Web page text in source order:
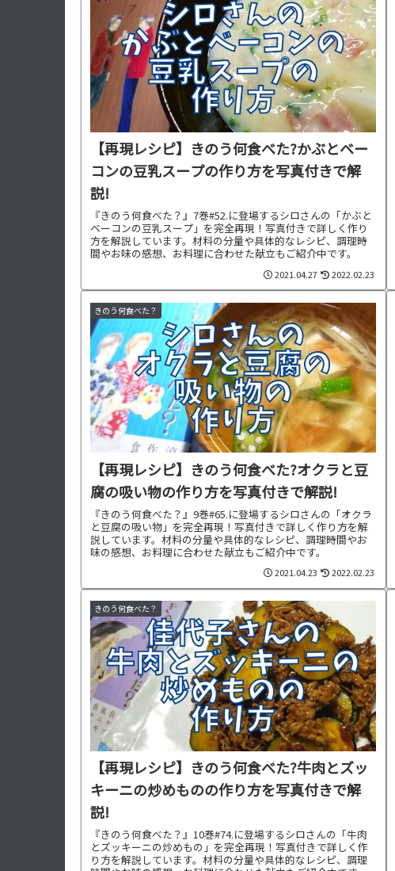
【再現レシピ】きのう何食べた?かぶとベー
コンの豆乳スープの作り方を写真付きで解
説!
『きのう何食べた？』7巻#52.に登場するシロさんの「かぶと
ベーコンの豆乳スープ」を完全再現！写真付きで詳しく作り
方を解説しています。材料の分量や具体的なレシピ、調理時
間やお味の感想、お料理に合わせた献立もご紹介中です。
2021.04.27 2022.02.23
きのう何食べた？
【再現レシピ】きのう何食べた?オクラと豆
腐の吸い物の作り方を写真付きで解説!
『きのう何食べた？』9巻#65.に登場するシロさんの「オクラ
と豆腐の吸い物」を完全再現！写真付きで詳しく作り方を解
説しています。材料の分量や具体的なレシピ、調理時間やお
味の感想、お料理に合わせた献立もご紹介中です。
2021.04.23 2022.02.23
きのう何食べた？
【再現レシピ】きのう何食べた?牛肉とズッ
キーニの炒めものの作り方を写真付きで解
説!
『きのう何食べた？』10巻#74.に登場するシロさんの「牛肉
とズッキーニの炒めもの」を完全再現！写真付きで詳しく作
り方を解説しています。材料の分量や具体的なレシピ、調理